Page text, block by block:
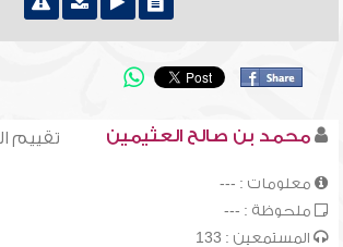
تقييم محمد بن صالح العثيمين
معلومات : ---
ملحوظة : ---
المستمعين : 133